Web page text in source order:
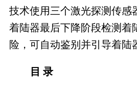
技术使用三个激光探测传感
着陆器最后下降阶段检测着
险，可自动鉴别并引导着陆
目 录